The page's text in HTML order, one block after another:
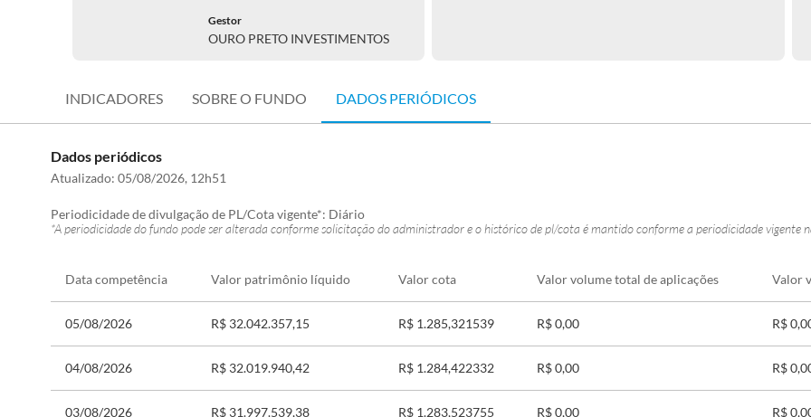
Gestor
OURO PRETO INVESTIMENTOS
INDICADORES SOBRE O FUNDO DADOS PERIÓDICOS
Dados periódicos
Atualizado: 05/08/2026, 12h51
Periodicidade de divulgação de PL/Cota vigente*: Diário
*A periodicidade do fundo pode ser alterada conforme solicitação do administrador e o histórico de pl/cota é mantido conforme a periodicidade vigente
Data competência Valor patrimônio líquido Valor cota Valor volume total de aplicações Valor
05/08/2026 R$ 32.042.357,15 R$ 1.285,321539 R$ 0,00 R$
04/08/2026 R$ 32.019.940,42 R$ 1.284,422332 R$ 0,00 R$
03/08/2026 R$ 31.997.539,38 R$ 1.283,523755 R$ 0,00 R$